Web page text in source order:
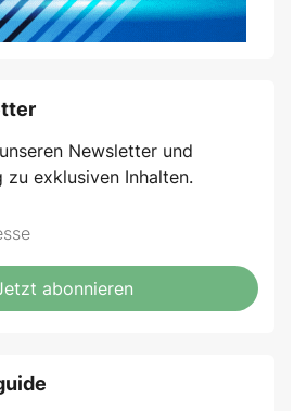
Newsletter und
zu exklusiven Inhalten.
abonnieren